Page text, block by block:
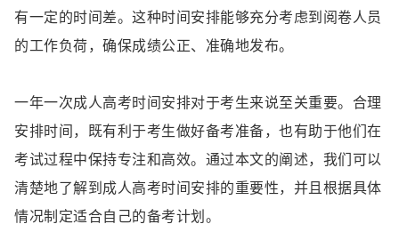
有一定的时间差。这种时间安排能够充分考虑到阅卷人员
的工作负荷，确保成绩公正、准确地发布。
一年一次成人高考时间安排对于考生来说至关重要。合理
安排时间，既有利于考生做好备考准备，也有助于他们在
考试过程中保持专注和高效。通过本文的阐述，我们可以
清楚地了解到成人高考时间安排的重要性，并且根据具体
情况制定适合自己的备考计划。